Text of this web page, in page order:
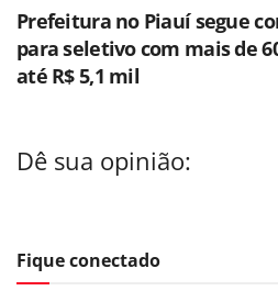
Prefeitura no Piauí segue
para seletivo com mais de
até R$ 5,1 mil
Dê sua opinião:
Fique conectado